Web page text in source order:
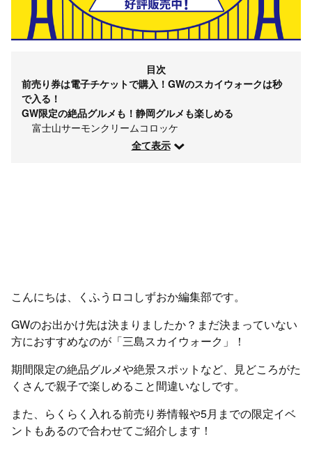
目次
前売り券は電子チケットで購入！GWのスカイウォークは秒
で入る！
GW限定の絶品グルメも！静岡グルメも楽しめる
富士山サーモンクリームコロッケ
全て表示
こんにちは、くふうロコしずおか編集部です。
GWのお出かけ先は決まりましたか？まだ決まっていない
方におすすめなのが「三島スカイウォーク」！
期間限定の絶品グルメや絶景スポットなど、見どころがた
くさんで親子で楽しめること間違いなしです。
また、らくらく入れる前売り券情報や5月までの限定イベ
ントもあるので合わせてご紹介します！